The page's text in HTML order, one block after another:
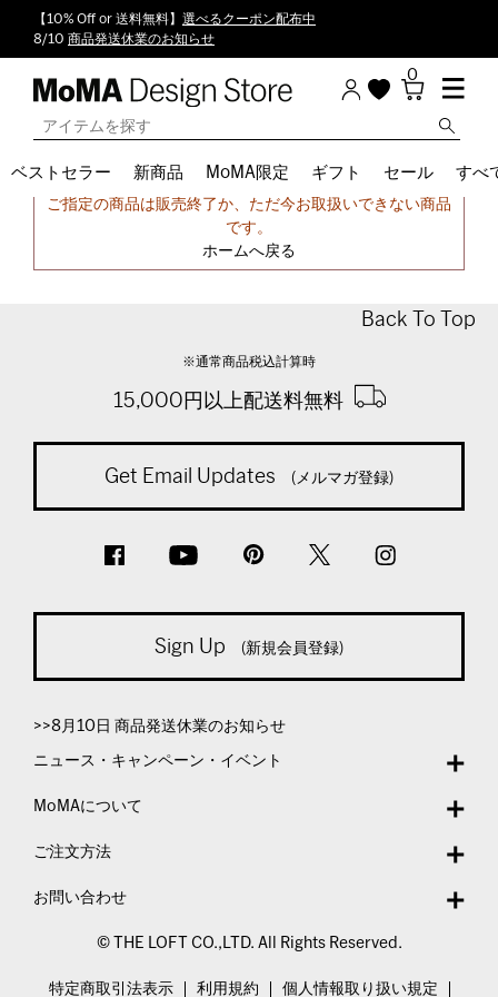
【10% Off or 送料無料】 選べるクーポン配布中
8/10 商品発送休業のお知らせ
0
ベストセラー 新商品 MoMA限定 ギフト セール すべ
申し訳ございません。
ご指定の商品は販売終了か、ただ今お取扱いできない商品
です。
ホームへ戻る
Back To Top
※通常商品税込計算時
15,000円以上配送料無料
Get Email Updates (メルマガ登録)
Sign Up (新規会員登録)
>>8月10日 商品発送休業のお知らせ
ニュース・キャンペーン・イベント
MoMAについて
ご注文方法
お問い合わせ
© THE LOFT CO.,LTD. All Rights Reserved.
特定商取引法表示 利用規約 個人情報取り扱い規定